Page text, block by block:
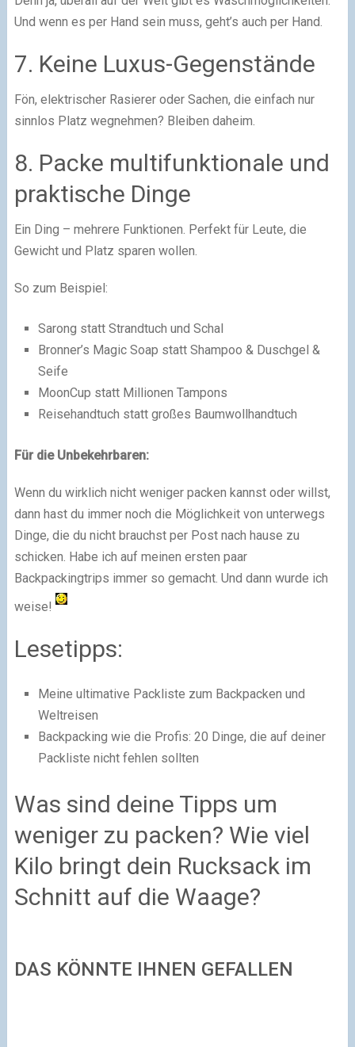
Und wenn es per Hand sein muss, geht’s auch per Hand.
7. Keine Luxus-Gegenstände
Fön, elektrischer Rasierer oder Sachen, die einfach nur
sinnlos Platz wegnehmen? Bleiben daheim.
8. Packe multifunktionale und
praktische Dinge
Ein Ding – mehrere Funktionen. Perfekt für Leute, die
Gewicht und Platz sparen wollen.
So zum Beispiel:
Sarong statt Strandtuch und Schal
Bronner’s Magic Soap statt Shampoo & Duschgel &
Seife
MoonCup statt Millionen Tampons
Reisehandtuch statt großes Baumwollhandtuch
Für die Unbekehrbaren:
Wenn du wirklich nicht weniger packen kannst oder willst,
dann hast du immer noch die Möglichkeit von unterwegs
Dinge, die du nicht brauchst per Post nach hause zu
schicken. Habe ich auf meinen ersten paar
Backpackingtrips immer so gemacht. Und dann wurde ich
weise!
Lesetipps:
Meine ultimative Packliste zum Backpacken und
Weltreisen
Backpacking wie die Profis: 20 Dinge, die auf deiner
Packliste nicht fehlen sollten
Was sind deine Tipps um
weniger zu packen? Wie viel
Kilo bringt dein Rucksack im
Schnitt auf die Waage?
DAS KÖNNTE IHNEN GEFALLEN